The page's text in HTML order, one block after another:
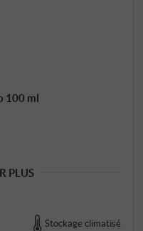
100 ml
PLUS
Stockage climatisé